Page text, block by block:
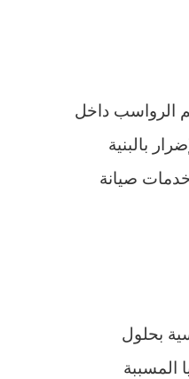
الرواسب داخل
بالبنية
صيانة
بحلول
المسببة